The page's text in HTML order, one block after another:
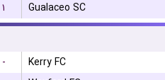
۱ Gualaceo SC
- Kerry FC